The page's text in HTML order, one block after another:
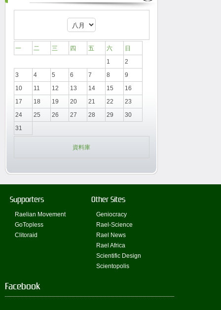
一 二 三 四 五 六
日
1
2
3
4 5 6 7 8
9
10
11 12 13 14 15
16
17
18 19 20 21 22
23
24
25 26 27 28 29
30
31
資料庫
Supporters
Raelian Movement
GoTopless
Clitoraid
Other Sites
Geniocracy
Rael-Science
Rael News
Rael Africa
Scientific Design
Scientopolis
Facebook